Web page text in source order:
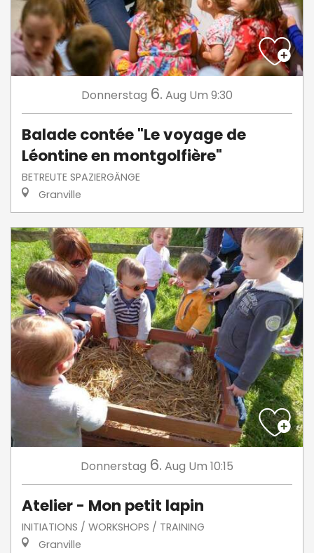
Donnerstag 6. Aug Um 9:30
Balade contée "Le voyage de
Léontine en montgolfière"
BETREUTE SPAZIERGÄNGE
Granville
Donnerstag 6. Aug Um 10:15
Atelier - Mon petit lapin
INITIATIONS / WORKSHOPS / TRAINING
Granville